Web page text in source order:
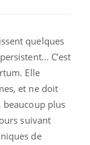
quelques
C’est
Elle
et ne doit
beaucoup plus
suivant
de